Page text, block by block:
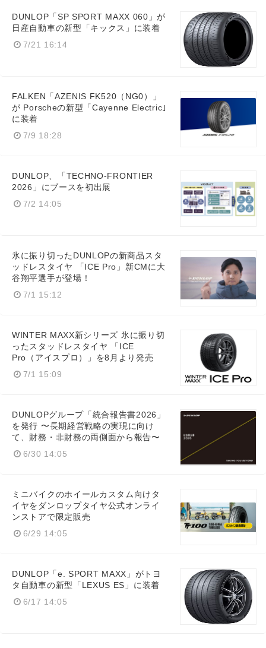
DUNLOP「SP SPORT MAXX 060」が
日産自動車の新型「キックス」に装着
7/21 16:14
FALKEN「AZENIS FK520（NG0）」
が Porscheの新型「Cayenne Electric｣
に装着
7/9 18:28
DUNLOP、「TECHNO-FRONTIER
2026」にブースを初出展
7/2 14:05
氷に振り切ったDUNLOPの新商品スタ
ッドレスタイヤ 「ICE Pro」新CMに大
谷翔平選手が登場！
7/1 15:12
WINTER MAXX新シリーズ 氷に振り切
ったスタッドレスタイヤ 「ICE
Pro（アイスプロ）」を8月より発売
7/1 15:09
DUNLOPグループ「統合報告書2026」
を発行 〜長期経営戦略の実現に向け
て、財務・非財務の両側面から報告〜
6/30 14:05
ミニバイクのホイールカスタム向けタ
イヤをダンロップタイヤ公式オンライ
ンストアで限定販売
6/29 14:05
DUNLOP「e. SPORT MAXX」がトヨ
タ自動車の新型「LEXUS ES」に装着
6/17 14:05
Japanese
English